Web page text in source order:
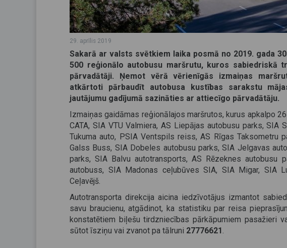
29. aprīlis 2019
Sakarā ar valsts svētkiem laika posmā no 2019. gada
500 reģionālo autobusu maršrutu, kuros sabiedriskā
pārvadātāji. Ņemot vērā vērienīgās izmaiņas
atkārtoti pārbaudīt autobusa kustības sarakstu
jautājumu gadījumā sazināties ar attiecīgo pārvadātāju.
Izmaiņas gaidāmas reģionālajos maršrutos, kurus apkalpo
CATA, SIA VTU Valmiera, AS Liepājas autobusu parks,
Tukuma auto, PSIA Ventspils reiss, AS Rīgas Taksometru
Galss Buss, SIA Dobeles autobusu parks, SIA Jelgavas
parks, SIA Balvu autotransports, AS Rēzeknes autobusu
autobuss, SIA Madonas ceļubūves SIA, SIA Migar, SIA
Ceļavējš.
Autotransporta direkcija aicina iedzīvotājus izmantot
savu braucienu, atgādinot, ka statistiku par reisa
konstatētiem biļešu tirdzniecības pārkāpumiem pasažieri
sūtot īsziņu vai zvanot pa tālruni 27776621.